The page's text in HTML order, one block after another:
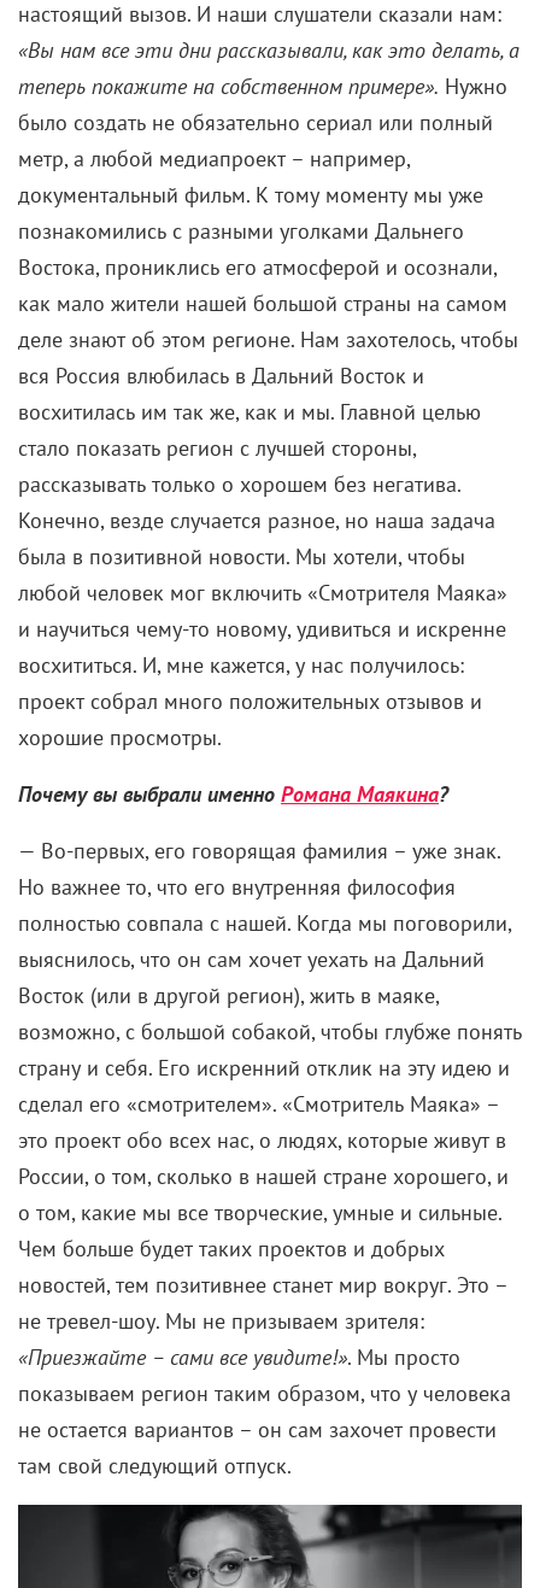
настоящий вызов. И наши слушатели сказали нам:
«Вы нам все эти дни рассказывали, как это делать, а
теперь покажите на собственном примере». Нужно
было создать не обязательно сериал или полный
метр, а любой медиапроект – например,
документальный фильм. К тому моменту мы уже
познакомились с разными уголками Дальнего
Востока, прониклись его атмосферой и осознали,
как мало жители нашей большой страны на самом
деле знают об этом регионе. Нам захотелось, чтобы
вся Россия влюбилась в Дальний Восток и
восхитилась им так же, как и мы. Главной целью
стало показать регион с лучшей стороны,
рассказывать только о хорошем без негатива.
Конечно, везде случается разное, но наша задача
была в позитивной новости. Мы хотели, чтобы
любой человек мог включить «Смотрителя Маяка»
и научиться чему-то новому, удивиться и искренне
восхититься. И, мне кажется, у нас получилось:
проект собрал много положительных отзывов и
хорошие просмотры.
Почему вы выбрали именно Романа Маякина?
— Во-первых, его говорящая фамилия – уже знак.
Но важнее то, что его внутренняя философия
полностью совпала с нашей. Когда мы поговорили,
выяснилось, что он сам хочет уехать на Дальний
Восток (или в другой регион), жить в маяке,
возможно, с большой собакой, чтобы глубже понять
страну и себя. Его искренний отклик на эту идею и
сделал его «смотрителем». «Смотритель Маяка» –
это проект обо всех нас, о людях, которые живут в
России, о том, сколько в нашей стране хорошего, и
о том, какие мы все творческие, умные и сильные.
Чем больше будет таких проектов и добрых
новостей, тем позитивнее станет мир вокруг. Это –
не тревел-шоу. Мы не призываем зрителя:
«Приезжайте – сами все увидите!». Мы просто
показываем регион таким образом, что у человека
не остается вариантов – он сам захочет провести
там свой следующий отпуск.